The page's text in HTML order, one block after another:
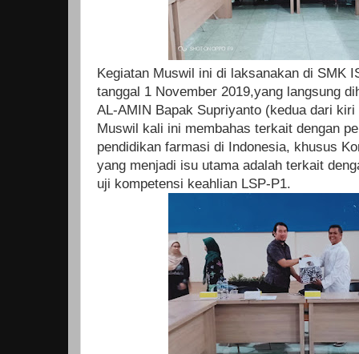
Kegiatan Muswil ini di laksanakan di SMK
tanggal 1 November 2019,yang langsung
AL-AMIN Bapak Supriyanto (kedua dari
Muswil kali ini membahas terkait dengan
pendidikan farmasi di Indonesia, khusus
yang menjadi isu utama adalah terkait
uji kompetensi keahlian LSP-P1.